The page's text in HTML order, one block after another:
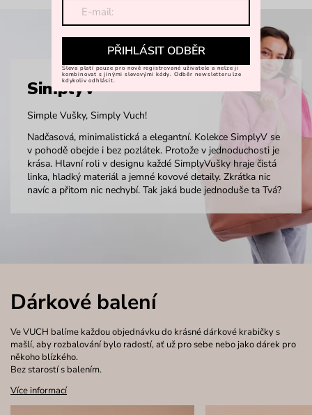
SimplyV
Simple Vušky, Simply Vuch!
Nadčasová, minimalistická a elegantní. Kolekce SimplyV se
v pohodě obejde i bez pozlátek. Protože v jednoduchosti je
krása. Hlavní roli v designu každé SimplyVušky hraje čistá
linka, hladký materiál a jemné kovové detaily. Zkrátka nic
navíc a přitom nic nechybí. Tak jaká bude jednoduše ta Tvá?
Dárkové balení
Ve VUCH balíme každou objednávku do krásné dárkové krabičky s
mašlí, aby rozbalování bylo radostí, ať už pro sebe nebo jako dárek pro
někoho blízkého.
Bez starostí s balením.
Více informací
PŘIHLÁSIT ODBĚR
Sleva platí pouze pro nově registrované uživatele a nelze ji
kombinovat s jinými slevovými kódy. Odběr newsletteru lze
kdykoliv odhlásit.